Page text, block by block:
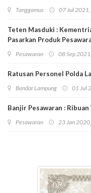
Tanggamus 07 Jul
Teten Masduki :
Pasarkan Produk
Pesawaran 08 Sep
Ratusan Personel Polda
Bandar Lampung 01 Jul
Banjir Pesawaran :
Pesawaran 23 Jan